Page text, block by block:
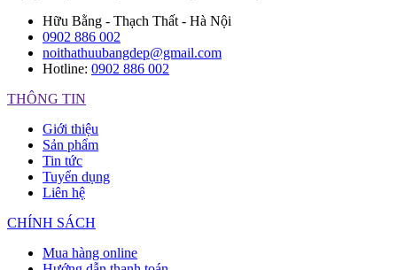
Hữu Bằng - Thạch Thất - Hà Nội
0902 886 002
noithathuubangdep@gmail.com
Hotline: 0902 886 002
THÔNG TIN
Giới thiệu
Sản phẩm
Tin tức
Tuyển dụng
Liên hệ
CHÍNH SÁCH
Mua hàng online